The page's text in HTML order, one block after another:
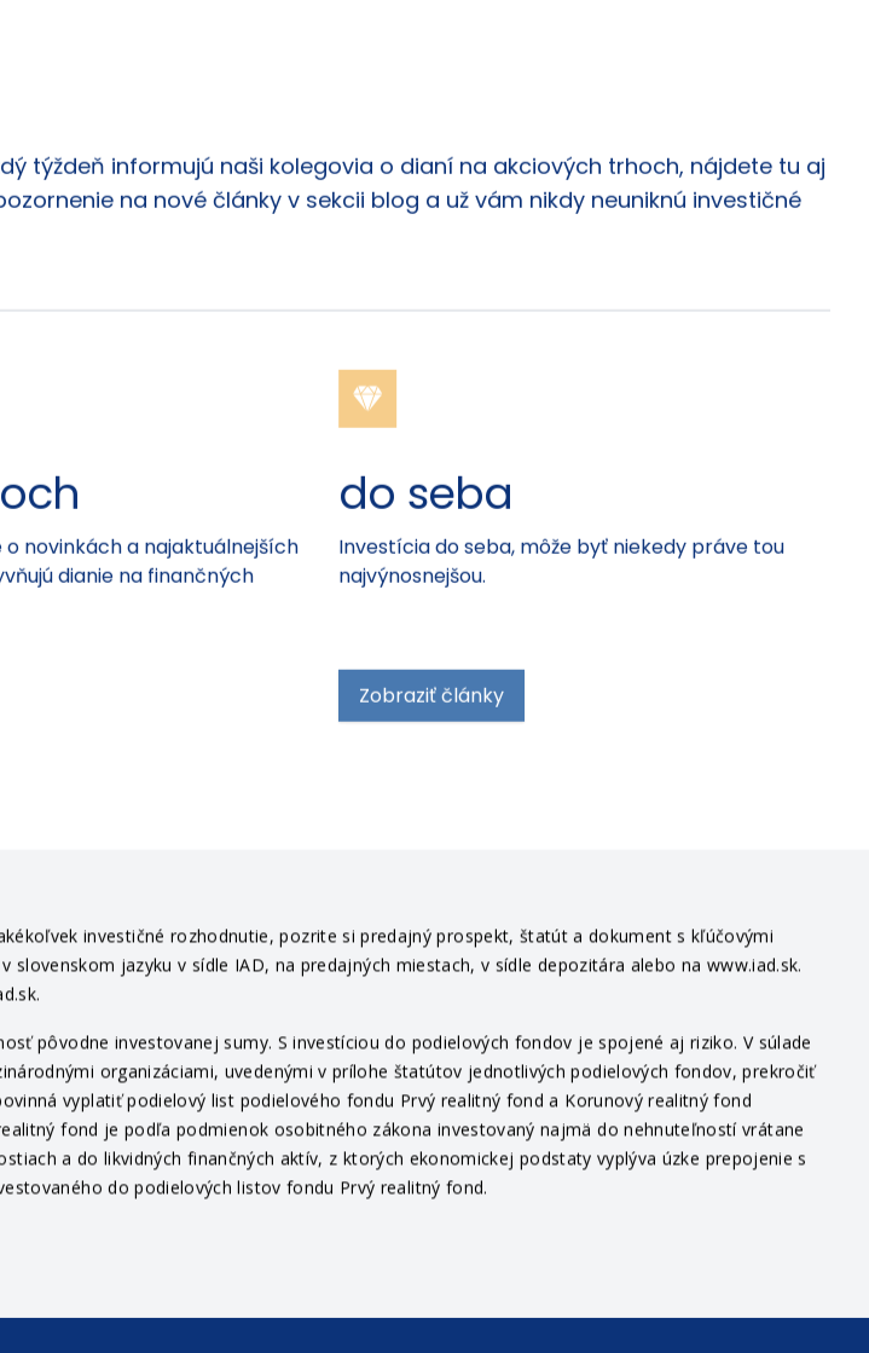
týždeň informujú naši kolegovia o dianí na akciových trhoch, nájdete tu aj
na nové články v sekcii blog a už vám nikdy neuniknú investičné
novinkách a najaktuálnejších
dianie na finančných
do seba
Investícia do seba, môže byť niekedy práve tou
najvýnosnejšou.
Zobraziť články
investičné rozhodnutie, pozrite si predajný prospekt, štatút a dokument s kľúčovými
jazyku v sídle IAD, na predajných miestach, v sídle depozitára alebo na www.iad.sk.
pôvodne investovanej sumy. S investíciou do podielových fondov je spojené aj riziko. V súlade
organizáciami, uvedenými v prílohe štatútov jednotlivých podielových fondov, prekročiť
vyplatiť podielový list podielového fondu Prvý realitný fond a Korunový realitný fond
fond je podľa podmienok osobitného zákona investovaný najmä do nehnuteľností vrátane
a do likvidných finančných aktív, z ktorých ekonomickej podstaty vyplýva úzke prepojenie s
do podielových listov fondu Prvý realitný fond.